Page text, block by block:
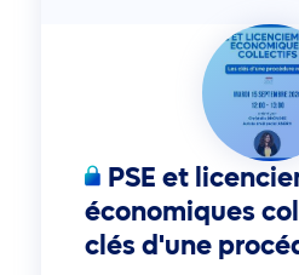
PSE et
économiques
clés d'une